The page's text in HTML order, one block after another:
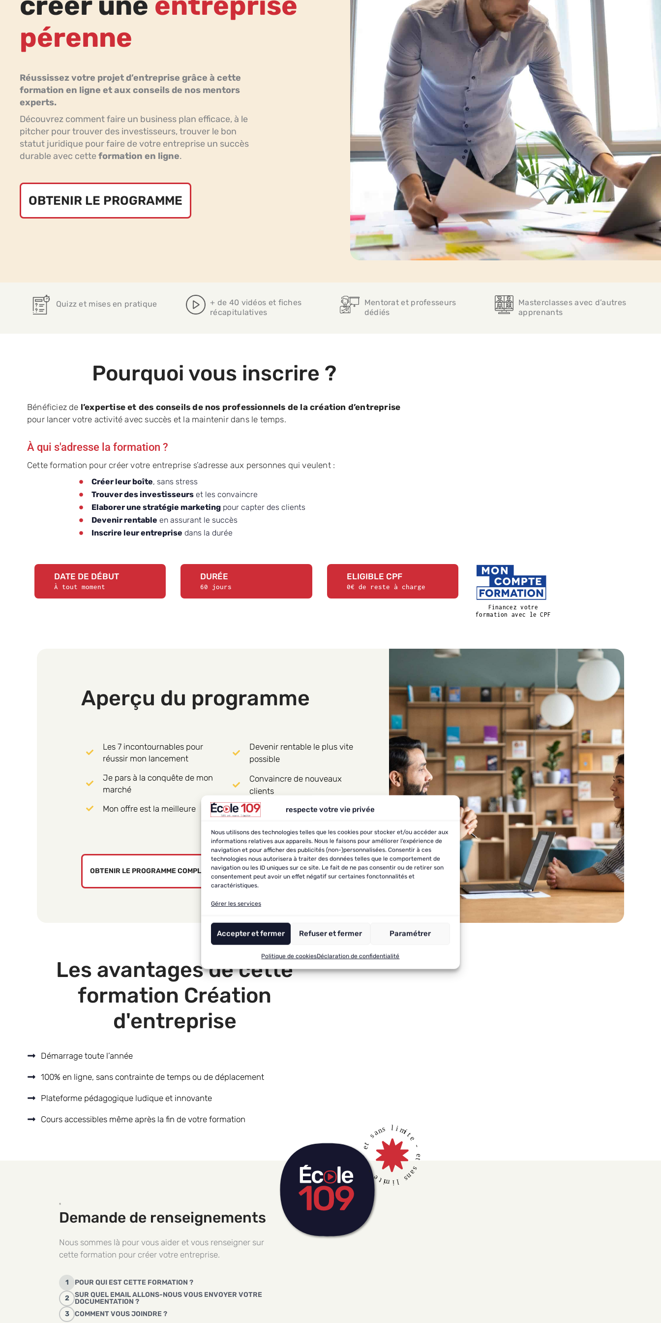
respecte votre vie privée
Nous utilisons des technologies telles que les cookies pour stocker et/ou accéder aux
informations relatives aux appareils. Nous le faisons pour améliorer l’expérience de
navigation et pour afficher des publicités (non-)personnalisées. Consentir à ces
technologies nous autorisera à traiter des données telles que le comportement de
navigation ou les ID uniques sur ce site. Le fait de ne pas consentir ou de retirer son
consentement peut avoir un effet négatif sur certaines fonctonnalités et
caractéristiques.
Gérer les services
Accepter et fermer Refuser et fermer Paramétrer
Politique de cookiesDéclaration de confidentialité
pérenne
Réussissez votre projet d’entreprise grâce à cette
formation en ligne et aux conseils de nos mentors
experts.
Découvrez comment faire un business plan efficace, à le
pitcher pour trouver des investisseurs, trouver le bon
statut juridique pour faire de votre entreprise un succès
durable avec cette formation en ligne.
OBTENIR LE PROGRAMME
Quizz et mises en pratique
+ de 40 vidéos et fiches
récapitulatives
Mentorat et professeurs
dédiés
Masterclasses avec d’autres
apprenants
Pourquoi vous inscrire ?
Bénéficiez de l’expertise et des conseils de nos professionnels de la création d’entreprise
pour lancer votre activité avec succès et la maintenir dans le temps.
À qui s'adresse la formation ?
Cette formation pour créer votre entreprise s’adresse aux personnes qui veulent :
Créer leur boîte, sans stress
Trouver des investisseurs et les convaincre
Elaborer une stratégie marketing pour capter des clients
Devenir rentable en assurant le succès
Inscrire leur entreprise dans la durée
DATE DE DÉBUT
À tout moment
DURÉE
60 jours
ELIGIBLE CPF
0€ de reste à charge
Financez votre
formation avec le CPF
Aperçu du programme
Les 7 incontournables pour
réussir mon lancement
Je pars à la conquête de mon
marché
Mon offre est la meilleure
Devenir rentable le plus vite
possible
Convaincre de nouveaux
clients
Pérenniser mon succès, c'est
OBTENIR LE PROGRAMME COMPLET
Les avantages de cette
formation Création
d'entreprise
Démarrage toute l’année
100% en ligne, sans contrainte de temps ou de déplacement
Plateforme pédagogique ludique et innovante
Cours accessibles même après la fin de votre formation
Demande de renseignements
Nous sommes là pour vous aider et vous renseigner sur
cette formation pour créer votre entreprise.
1
POUR QUI EST CETTE FORMATION ?
2
SUR QUEL EMAIL ALLONS-NOUS VOUS ENVOYER VOTRE
DOCUMENTATION ?
3
COMMENT VOUS JOINDRE ?